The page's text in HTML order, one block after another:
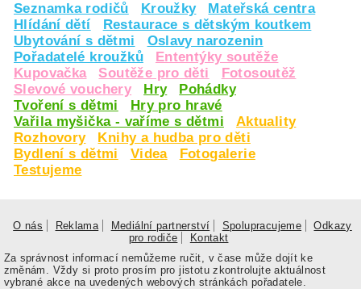
Seznamka rodičů Kroužky
Mateřská centra
Hlídání dětí
Restaurace s dětským koutkem
Ubytování s dětmi
Oslavy narozenin
Pořadatelé kroužků
Ententýky soutěže
Kupovačka
Soutěže pro děti
Fotosoutěž
Slevové vouchery
Hry
Pohádky
Tvoření s dětmi
Hry pro hravé
Vařila myšička - vaříme s dětmi
Aktuality
Rozhovory
Knihy a hudba pro děti
Bydlení s dětmi
Videa
Fotogalerie
Testujeme
O nás Reklama Mediální partnerství Spolupracujeme
Odkazy
pro rodiče
Kontakt
Za správnost informací nemůžeme ručit, v čase může dojít ke
změnám. Vždy si proto prosím pro jistotu zkontrolujte aktuálnost
vybrané akce na uvedených webových stránkách pořadatele.